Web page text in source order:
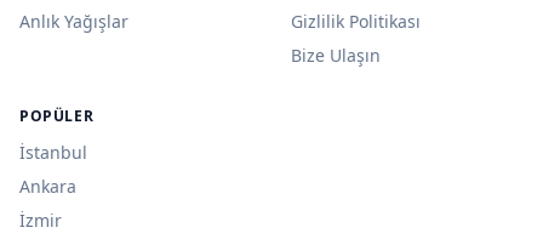
Anlık Yağışlar
Gizlilik Politikası
Bize Ulaşın
POPÜLER
İstanbul
Ankara
İzmir